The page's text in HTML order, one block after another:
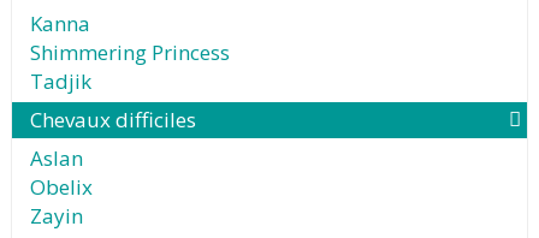
Kanna
Shimmering Princess
Tadjik
Chevaux difficiles
Aslan
Obelix
Zayin